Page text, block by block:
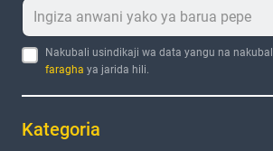
Nakubali usindikaji wa data yangu na
faragha ya jarida hili.
Kategoria